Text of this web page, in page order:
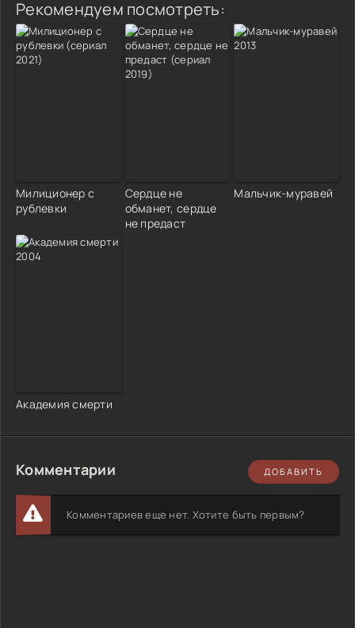
Рекомендуем посмотреть:
Милиционер с
рублевки
Сердце не
обманет, сердце
не предаст
Мальчик-муравей
Академия смерти
Комментарии ДОБАВИТЬ
Комментариев еще нет. Хотите быть первым?